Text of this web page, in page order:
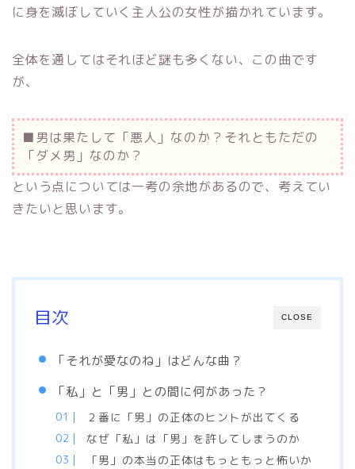
に身を滅ぼしていく主人公の女性が描かれています。
全体を通してはそれほど謎も多くない、この曲です
が、
■男は果たして「悪人」なのか？それともただの
「ダメ男」なのか？
という点については一考の余地があるので、考えてい
きたいと思います。
CLOSE
目次
「それが愛なのね」はどんな曲？
「私」と「男」との間に何があった？
２番に「男」の正体のヒントが出てくる
なぜ「私」は「男」を許してしまうのか
「男」の本当の正体はもっともっと怖いか